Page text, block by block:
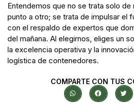
Entendemos que no se trata solo de
punto a otro; se trata de impulsar el
con el respaldo de expertos que
del mañana. Al elegirnos, eliges un
la excelencia operativa y la
logística de contenedores.
COMPARTE CON TUS